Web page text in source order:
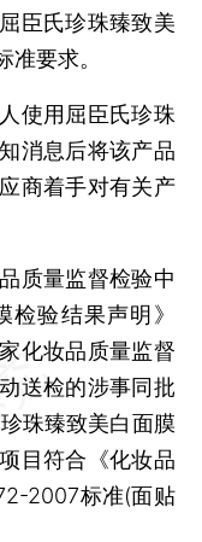
臣氏珍珠臻致美
要求。
使用屈臣氏珍珠
消息后将该产品
商着手对有关产
质量监督检验中
验结果声明》
化妆品质量监督
送检的涉事同批
珠臻致美白面膜
目符合《化妆品
2007标准(面贴